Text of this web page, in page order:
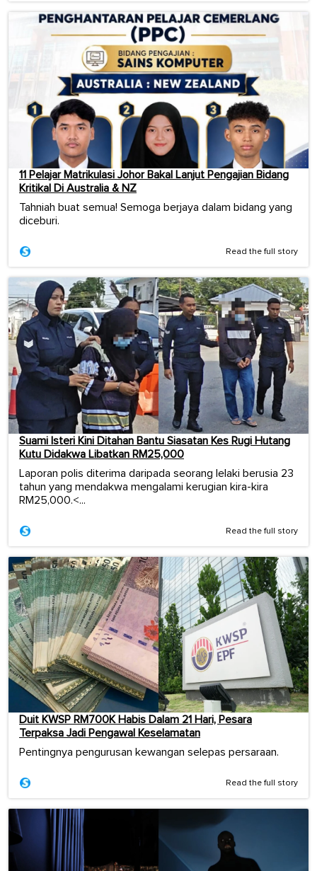
11 Pelajar Matrikulasi Johor Bakal Lanjut Pengajian Bidang
Kritikal Di Australia & NZ
Tahniah buat semua! Semoga berjaya dalam bidang yang
diceburi.
Read the full story
Suami Isteri Kini Ditahan Bantu Siasatan Kes Rugi Hutang
Kutu Didakwa Libatkan RM25,000
Laporan polis diterima daripada seorang lelaki berusia 23
tahun yang mendakwa mengalami kerugian kira-kira
RM25,000.<...
Read the full story
Duit KWSP RM700K Habis Dalam 21 Hari, Pesara
Terpaksa Jadi Pengawal Keselamatan
Pentingnya pengurusan kewangan selepas persaraan.
Read the full story